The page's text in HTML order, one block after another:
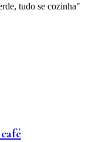
tudo se cozinha"